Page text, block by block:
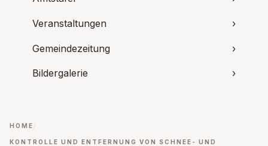
Veranstaltungen ›
Gemeindezeitung ›
Bildergalerie ›
HOME
KONTROLLE UND ENTFERNUNG VON SCHNEE- UND